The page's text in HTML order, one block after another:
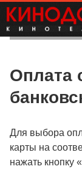
Оплата
Для выбора
карты на
нажать кнопку